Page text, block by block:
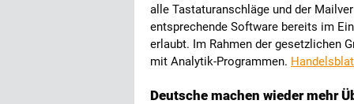
alle Tastaturanschläge und der
entsprechende Software bereits im
erlaubt. Im Rahmen der gesetzlichen
mit Analytik-Programmen.
Deutsche machen wieder mehr